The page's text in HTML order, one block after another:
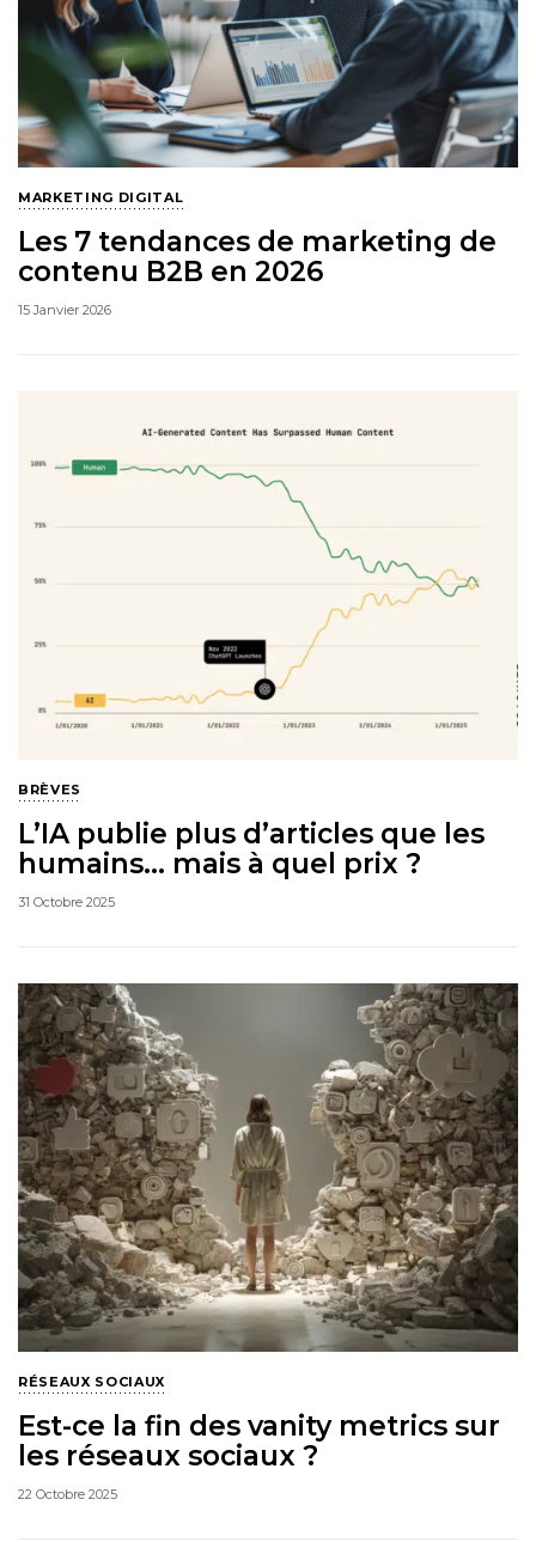
MARKETING DIGITAL
Les 7 tendances de marketing de
contenu B2B en 2026
15 Janvier 2026
BRÈVES
L’IA publie plus d’articles que les
humains… mais à quel prix ?
31 Octobre 2025
RÉSEAUX SOCIAUX
Est-ce la fin des vanity metrics sur
les réseaux sociaux ?
22 Octobre 2025